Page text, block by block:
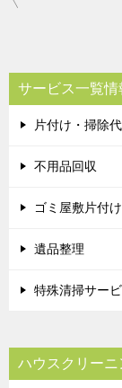
ビ
ゲ
ー
シ
サービス一覧情
片付け・掃除
不用品回収
ゴミ屋敷片付
遺品整理
特殊清掃サー
ハウスクリーニ